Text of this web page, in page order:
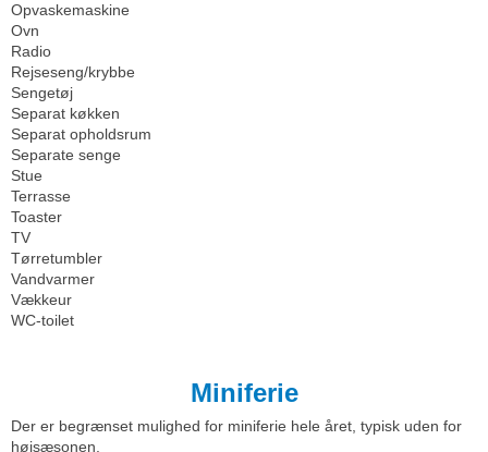
Opvaskemaskine
Ovn
Radio
Rejseseng/krybbe
Sengetøj
Separat køkken
Separat opholdsrum
Separate senge
Stue
Terrasse
Toaster
TV
Tørretumbler
Vandvarmer
Vækkeur
WC-toilet
Miniferie
Der er begrænset mulighed for miniferie hele året, typisk uden for
højsæsonen.